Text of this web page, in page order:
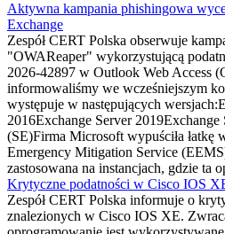
Aktywna kampania phishingowa
Exchange
Zespół CERT Polska obserwuje
"OWAReaper" wykorzystującą
2026-42897 w Outlook Web Access
informowaliśmy we wcześniejszym
występuje w następujących
2016Exchange Server
(SE)Firma Microsoft wypuściła łatkę
Emergency Mitigation Service
zastosowana na instancjach, gdzie ta
Krytyczne podatności w Cisco IOS
Zespół CERT Polska informuje o
znalezionych w Cisco IOS XE.